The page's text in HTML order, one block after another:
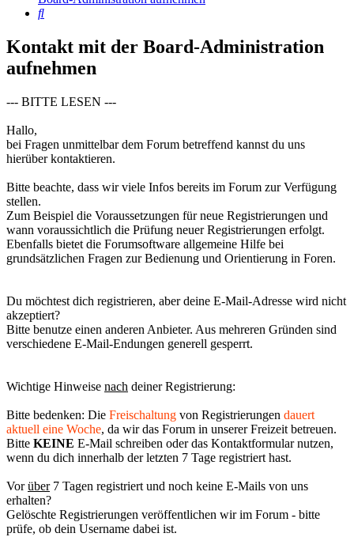
Suche
Kontakt mit der Board-Administration
aufnehmen
--- BITTE LESEN ---
Hallo,
bei Fragen unmittelbar dem Forum betreffend kannst du uns
hierüber kontaktieren.
Bitte beachte, dass wir viele Infos bereits im Forum zur Verfügung
stellen.
Zum Beispiel die Voraussetzungen für neue Registrierungen und
wann voraussichtlich die Prüfung neuer Registrierungen erfolgt.
Ebenfalls bietet die Forumsoftware allgemeine Hilfe bei
grundsätzlichen Fragen zur Bedienung und Orientierung in Foren.
Du möchtest dich registrieren, aber deine E-Mail-Adresse wird nicht
akzeptiert?
Bitte benutze einen anderen Anbieter. Aus mehreren Gründen sind
verschiedene E-Mail-Endungen generell gesperrt.
Wichtige Hinweise nach deiner Registrierung:
Bitte bedenken: Die Freischaltung von Registrierungen dauert
aktuell eine Woche, da wir das Forum in unserer Freizeit betreuen.
Bitte KEINE E-Mail schreiben oder das Kontaktformular nutzen,
wenn du dich innerhalb der letzten 7 Tage registriert hast.
Vorüber7 Tagen registriert und noch keine E-Mails von uns
erhalten?
Gelöschte Registrierungen veröffentlichen wir im Forum - bitte
prüfe, ob dein Username dabei ist.